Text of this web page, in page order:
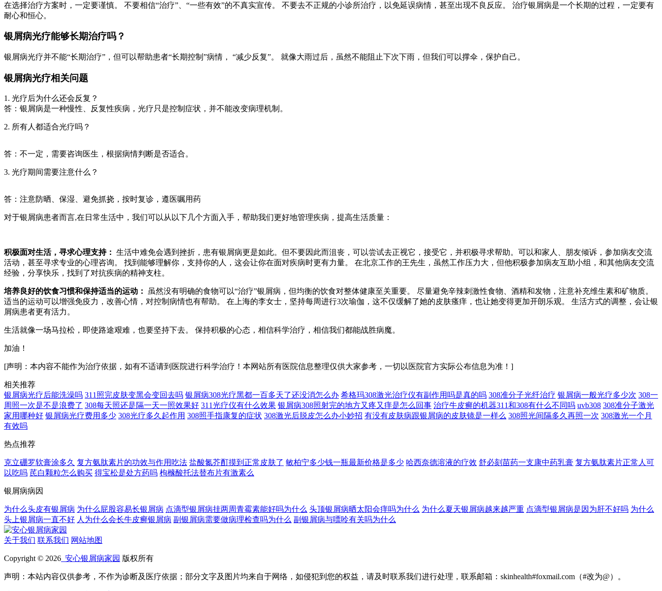
在选择治疗方案时，一定要谨慎。 不要相信“治疗”、“一些有效”的不真实宣传。 不要去不正规的小诊所治疗，以免延误病情，甚至出现不良反应。 治疗银屑病是一个长期的过程，一定要有
耐心和恒心。
银屑病光疗能够长期治疗吗？
银屑病光疗并不能“长期治疗”，但可以帮助患者“长期控制”病情， “减少反复”。 就像大雨过后，虽然不能阻止下次下雨，但我们可以撑伞，保护自己。
银屑病光疗相关问题
1. 光疗后为什么还会反复？
答：银屑病是一种慢性、反复性疾病，光疗只是控制症状，并不能改变病理机制。
2. 所有人都适合光疗吗？
答：不一定，需要咨询医生，根据病情判断是否适合。
3. 光疗期间需要注意什么？
答：注意防晒、保湿、避免抓挠，按时复诊，遵医嘱用药
对于银屑病患者而言,在日常生活中，我们可以从以下几个方面入手，帮助我们更好地管理疾病，提高生活质量：
积极面对生活，寻求心理支持： 生活中难免会遇到挫折，患有银屑病更是如此。但不要因此而沮丧，可以尝试去正视它，接受它，并积极寻求帮助。可以和家人、朋友倾诉，参加病友交流
活动，甚至寻求专业的心理咨询。 找到能够理解你，支持你的人，这会让你在面对疾病时更有力量。 在北京工作的王先生，虽然工作压力大，但他积极参加病友互助小组，和其他病友交流
经验，分享快乐，找到了对抗疾病的精神支柱。
培养良好的饮食习惯和保持适当的运动：
虽然没有明确的食物可以“治疗”银屑病，但均衡的饮食对整体健康至关重要。 尽量避免辛辣刺激性食物、酒精和发物，注意补充维生素和矿物质。
适当的运动可以增强免疫力，改善心情，对控制病情也有帮助。 在上海的李女士，坚持每周进行3次瑜伽，这不仅缓解了她的皮肤瘙痒，也让她变得更加开朗乐观。 生活方式的调整，会让银
屑病患者更有活力。
生活就像一场马拉松，即使路途艰难，也要坚持下去。 保持积极的心态，相信科学治疗，相信我们都能战胜病魔。
加油！
[声明：本内容不能作为治疗依据，如有不适请到医院进行科学治疗！本网站所有医院信息整理仅供大家参考，一切以医院官方实际公布信息为准！]
相关推荐
银屑病光疗后能洗澡吗 311照完皮肤变黑会变回去吗 银屑病308光疗黑都一百多天了还没消怎么办 希格玛308激光治疗仪有副作用吗是真的吗 308准分子光纤治疗 银屑病一般光疗多少次 308一
周照一次是不是浪费了 308每天照还是隔一天一照效果好 311光疗仪有什么效果 银屑病308照射完的地方又疼又痒是怎么回事 治疗牛皮癣的机器311和308有什么不同吗 uvb308 308准分子激光
家用哪种好 银屑病光疗费用多少 308光疗多久起作用 308照手指康复的症状 308激光后脱皮怎么办小妙招 有没有皮肤病跟银屑病的皮肤镜是一样么 308照光间隔多久再照一次 308激光一个月
有效吗
热点推荐
克立硼罗软膏涂多久 复方氨肽素片的功效与作用吃法 盐酸氮芥酊摸到正常皮肤了 敏柏宁多少钱一瓶最新价格是多少 哈西奈德溶液的疗效 舒必刻苗药一支康中药乳膏 复方氨肽素片正常人可
以吃吗 芪白颗粒怎么购买 得宝松是处方药吗 枸橼酸托法替布片有激素么
银屑病病因
为什么头皮有银屑病 为什么屁股容易长银屑病 点滴型银屑病挂两周青霉素能好吗为什么 头顶银屑病晒太阳会痒吗为什么 为什么夏天银屑病越来越严重 点滴型银屑病是因为肝不好吗 为什么
头上银屑病一直不好 人为什么会长牛皮癣银屑病 副银屑病需要做病理检查吗为什么 副银屑病与嘌呤有关吗为什么
关于我们 联系我们 网站地图
Copyright © 2026 安心银屑病家园 版权所有
声明：本站内容仅供参考，不作为诊断及医疗依据；部分文字及图片均来自于网络，如侵犯到您的权益，请及时联系我们进行处理，联系邮箱：skinhealth#foxmail.com（#改为@）。